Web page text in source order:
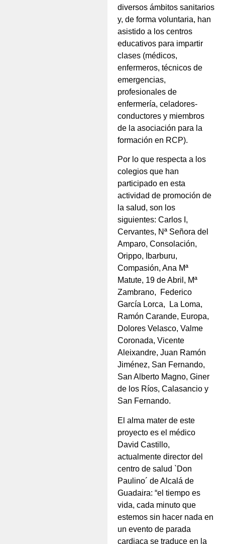
diversos ámbitos sanitarios
y, de forma voluntaria, han
asistido a los centros
educativos para impartir
clases (médicos,
enfermeros, técnicos de
emergencias,
profesionales de
enfermería, celadores-
conductores y miembros
de la asociación para la
formación en RCP).
Por lo que respecta a los
colegios que han
participado en esta
actividad de promoción de
la salud, son los
siguientes: Carlos I,
Cervantes, Nª Señora del
Amparo, Consolación,
Orippo, Ibarburu,
Compasión, Ana Mª
Matute, 19 de Abril, Mª
Zambrano, Federico
García Lorca, La Loma,
Ramón Carande, Europa,
Dolores Velasco, Valme
Coronada, Vicente
Aleixandre, Juan Ramón
Jiménez, San Fernando,
San Alberto Magno, Giner
de los Ríos, Calasancio y
San Fernando.
El alma mater de este
proyecto es el médico
David Castillo,
actualmente director del
centro de salud `Don
Paulino´ de Alcalá de
Guadaira: “el tiempo es
vida, cada minuto que
estemos sin hacer nada en
un evento de parada
cardiaca se traduce en la